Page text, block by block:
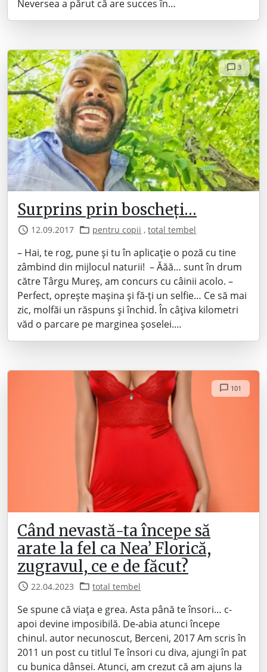
Neversea a părut că are succes în…
3
Surprins prin boscheți…
12.09.2017 pentru copii ,total tembel
– Hai, te rog, pune și tu în aplicație o poză cu tine
zâmbind din mijlocul naturii! – Ăăă… sunt în drum
către Târgu Mureș, am concurs cu câinii acolo. –
Perfect, oprește mașina și fă-ți un selfie… Ce să mai
zic, molfăi un răspuns și închid. În câțiva kilometri
văd o parcare pe marginea șoselei.…
101
Când nevastă-ta începe să
arate la fel ca Nea’ Florică,
zugravul, ce e de făcut?
22.04.2023 total tembel
Se spune că viața e grea. Asta până te însori… c-
apoi devine imposibilă. De-abia atunci începe
chinul. autor necunoscut, Berceni, 2017 Am scris în
2011 un post cu titlul Te însori cu diva, ajungi în pat
cu bunica dânsei. Atunci, am crezut că am ajuns la